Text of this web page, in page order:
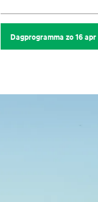
Dagprogramma zo 16 apr